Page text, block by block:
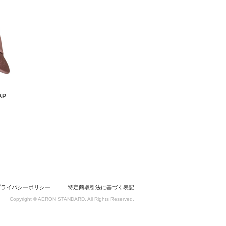
イバシーポリシー 特定商取引法に基づく表記
Copyright © AERON STANDARD. All Rights Reserved.